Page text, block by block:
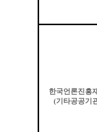
한국언론진흥
(기타공공기